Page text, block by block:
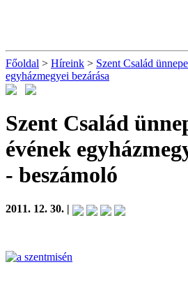
Főoldal > Híreink > Szent Család
egyházmegyei bezárása
Szent Család
évének
- beszámoló
2011. 12. 30. |